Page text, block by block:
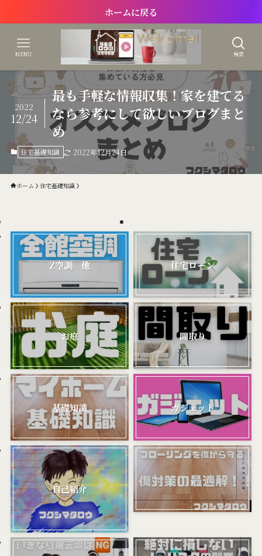
ホームに戻る
検索
MENU
最も手軽な情報収集！家を建てる
なら参考にして欲しいブログまと
め
2022
12/24
住宅基礎知識 2022年12月24日
ホーム 住宅基礎知識
Z空調 他 住宅ローン
お庭 間取り
基礎知識 ガジェット
自己紹介
,